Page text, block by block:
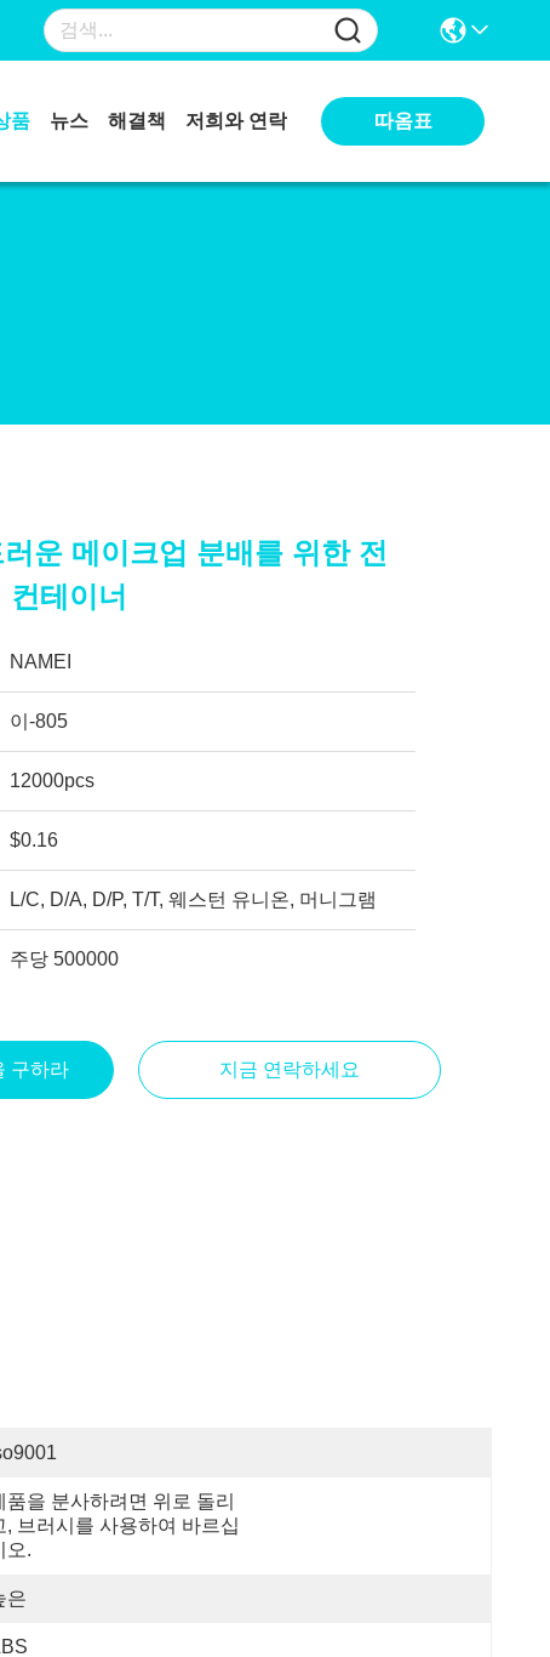
품 뉴스 해결책 저희와 연락 따옴표
운 메이크업 분배를 위한 전
테이너
NAMEI
이-805
12000pcs
$0.16
L/C, D/A, D/P, T/T, 웨스턴 유니온, 머니그램
주당 500000
구하라 지금 연락하세요
품을 분사하려면 위로 돌리
, 브러시를 사용하여 바르십
오.
은